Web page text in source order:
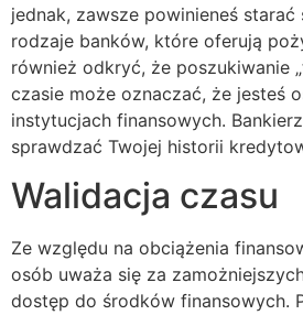
jednak, zawsze powinieneś
rodzaje banków, które oferują
również odkryć, że poszukiwanie
czasie może oznaczać, że jesteś
instytucjach finansowych.
sprawdzać Twojej historii
Walidacja czasu
Ze względu na obciążenia
osób uważa się za
dostęp do środków finansowych.